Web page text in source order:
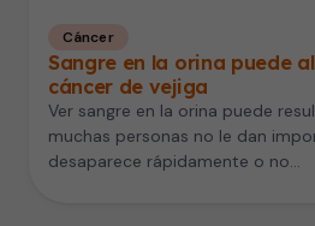
Cáncer
Sangre en la orina puede
cáncer de vejiga
Ver sangre en la orina puede
muchas personas no le dan
desaparece rápidamente o no…